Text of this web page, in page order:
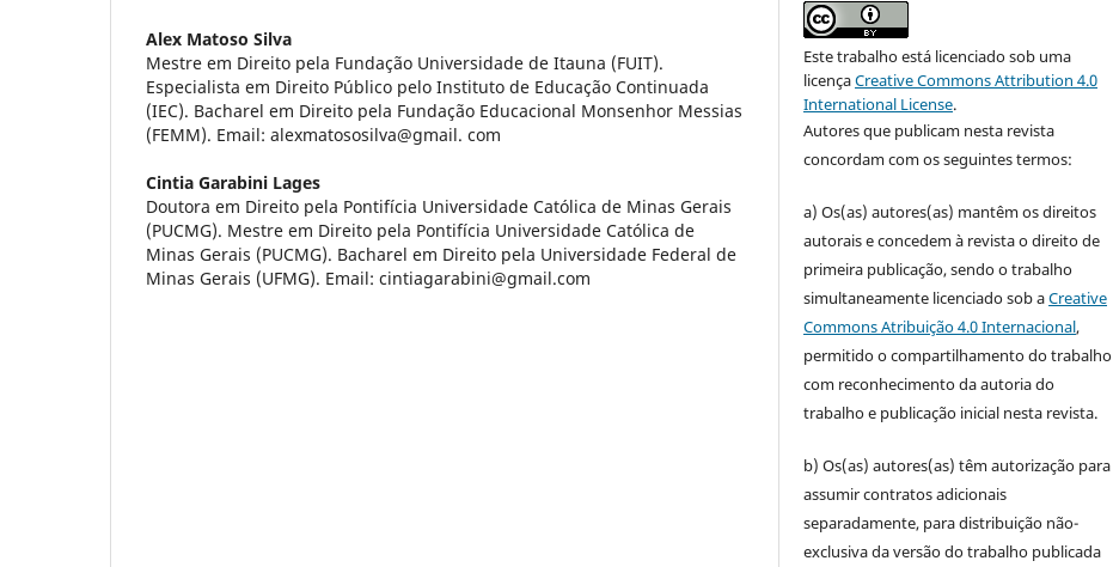
Alex Matoso Silva
Mestre em Direito pela Fundação Universidade de Itauna (FUIT).
Especialista em Direito Público pelo Instituto de Educação Continuada
(IEC). Bacharel em Direito pela Fundação Educacional Monsenhor Messias
(FEMM). Email: alexmatososilva@gmail. com
Cintia Garabini Lages
Doutora em Direito pela Pontifícia Universidade Católica de Minas Gerais
(PUCMG). Mestre em Direito pela Pontifícia Universidade Católica de
Minas Gerais (PUCMG). Bacharel em Direito pela Universidade Federal de
Minas Gerais (UFMG). Email: cintiagarabini@gmail.com
Este trabalho está licenciado sob uma
licençaCreative Commons Attribution 4.0
International License.
Autores que publicam nesta revista
concordam com os seguintes termos:
a) Os(as) autores(as) mantêm os direitos
autorais e concedem à revista o direito de
primeira publicação, sendo o trabalho
simultaneamente licenciado sob aCreative
Commons Atribuição 4.0 Internacional,
permitido o compartilhamento do trabalho
com reconhecimento da autoria do
trabalho e publicação inicial nesta revista.
b) Os(as) autores(as) têm autorização para
assumir contratos adicionais
separadamente, para distribuição não-
exclusiva da versão do trabalho publicada